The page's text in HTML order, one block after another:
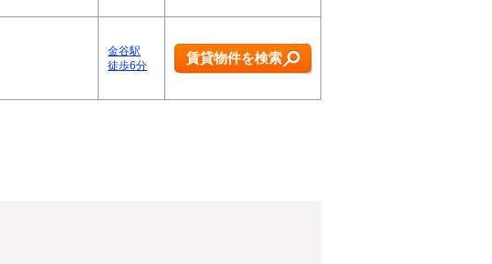
金谷駅
徒歩6分
賃貸物件を検索